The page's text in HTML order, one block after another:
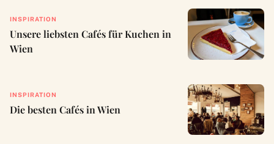
INSPIRATION
Unsere liebsten Cafés für Kuchen in
Wien
INSPIRATION
Die besten Cafés in Wien